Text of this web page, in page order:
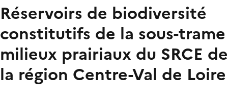
Réservoirs de biodiversité
constitutifs de la sous-trame
milieux prairiaux du SRCE de
la région Centre-Val de Loire